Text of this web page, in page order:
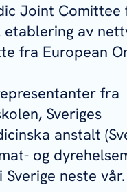
Joint Comittee
av
fra European
fra
Sveriges
anstalt
og
neste vår.